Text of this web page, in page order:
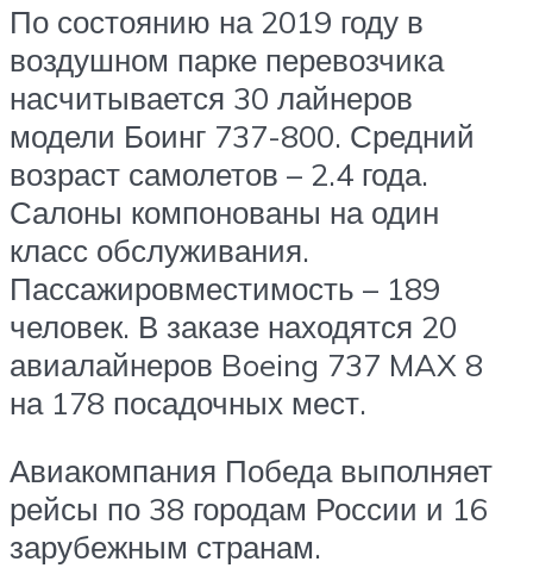
По состоянию на 2019 году в
воздушном парке перевозчика
насчитывается 30 лайнеров
модели Боинг 737-800. Средний
возраст самолетов – 2.4 года.
Салоны компонованы на один
класс обслуживания.
Пассажировместимость – 189
человек. В заказе находятся 20
авиалайнеров Boeing 737 MAX 8
на 178 посадочных мест.
Авиакомпания Победа выполняет
рейсы по 38 городам России и 16
зарубежным странам.